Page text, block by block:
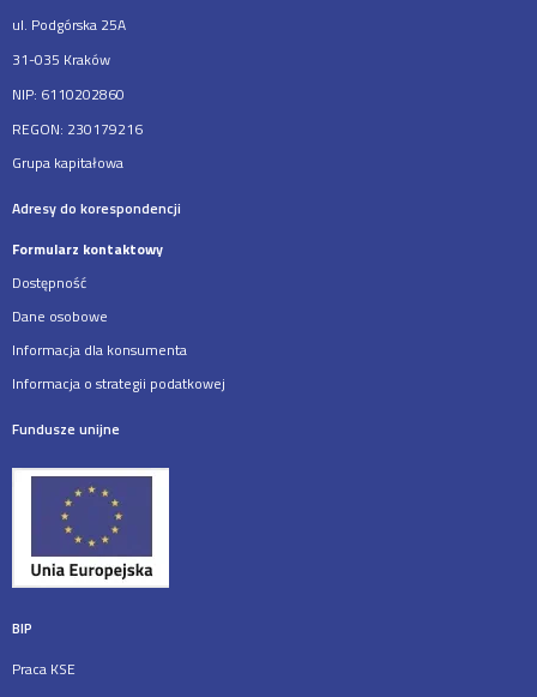
ul. Podgórska 25A
31-035 Kraków
NIP: 6110202860
REGON: 230179216
Grupa kapitałowa
Adresy do korespondencji
Formularz kontaktowy
Dostępność
Dane osobowe
Informacja dla konsumenta
Informacja o strategii podatkowej
Fundusze unijne
BIP
Praca KSE